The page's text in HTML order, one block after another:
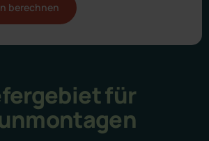
berechnen
für